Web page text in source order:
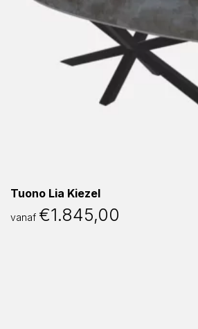
Tuono Lia Kiezel
vanaf €1.845,00